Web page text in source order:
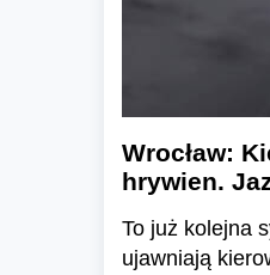
Wrocław:
hrywien.
To już kolejna
ujawniają